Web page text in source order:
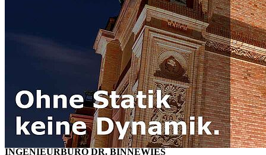
INGENIEURBÜRO DR. BINNEWIES